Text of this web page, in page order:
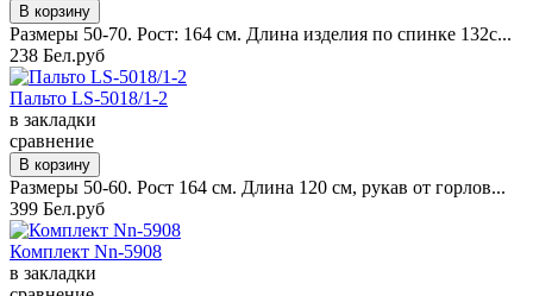
Размеры 50-70. Рост: 164 см. Длина изделия по спинке 132с...
238 Бел.руб
Пальто LS-5018/1-2
в закладки
сравнение
Размеры 50-60. Рост 164 см. Длина 120 см, рукав от горлов...
399 Бел.руб
Комплект Nn-5908
в закладки